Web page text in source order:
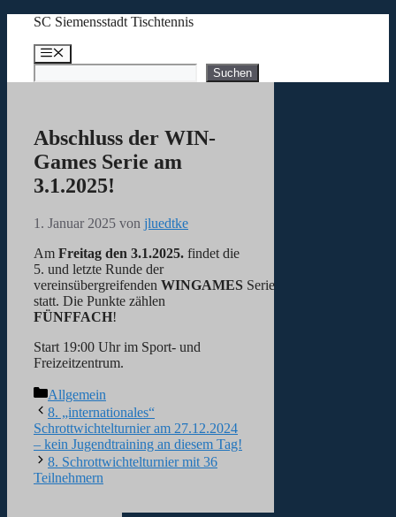
springen
SC Siemensstadt Tischtennis
Menü
Suchen Suchen
Abschluss der WIN-
Games Serie am
3.1.2025!
1. Januar 2025 von jluedtke
Am Freitag den 3.1.2025. findet die
5. und letzte Runde der
vereinsübergreifenden WINGAMES Serie
statt. Die Punkte zählen
FÜNFFACH!
Start 19:00 Uhr im Sport- und
Freizeitzentrum.
Kategorien
Allgemein
8. „internationales“
Schrottwichtelturnier am 27.12.2024
– kein Jugendtraining an diesem Tag!
8. Schrottwichtelturnier mit 36
Teilnehmern